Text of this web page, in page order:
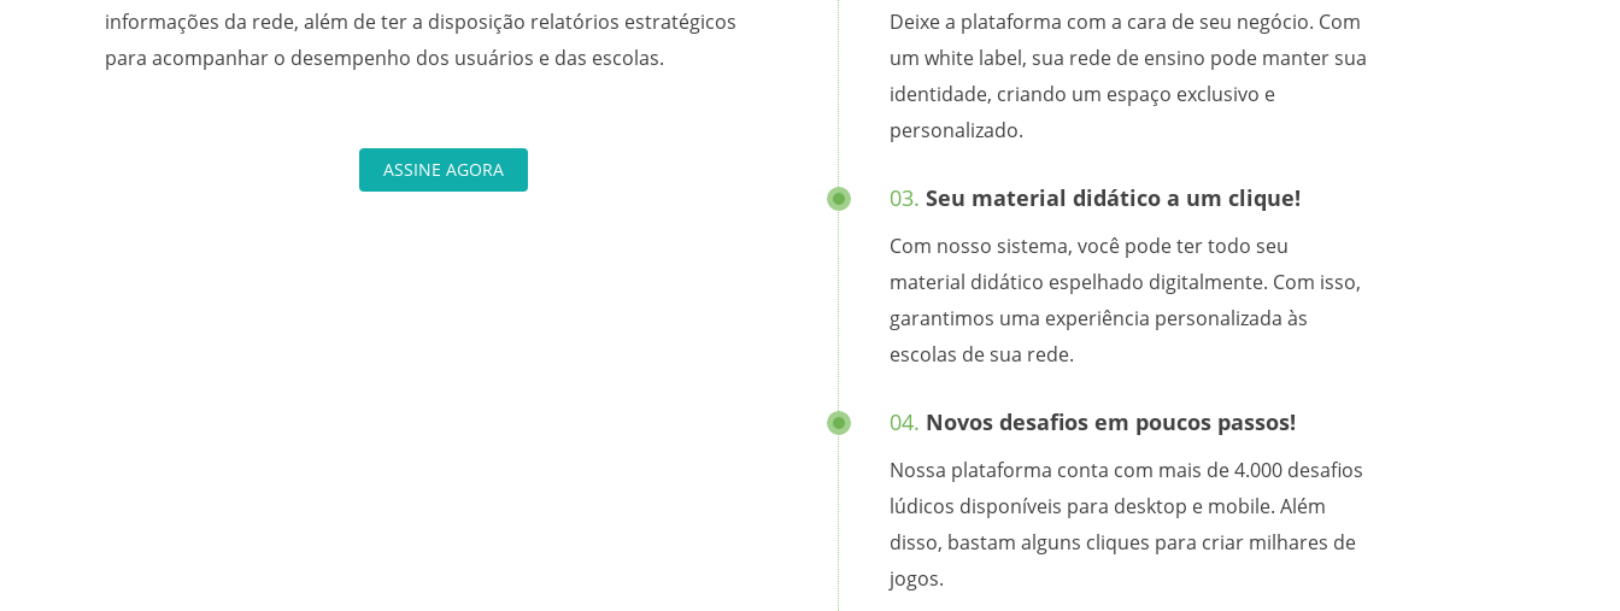
informações da rede, além de ter a disposição relatórios estratégicos
para acompanhar o desempenho dos usuários e das escolas.
ASSINE AGORA
Deixe a plataforma com a cara de seu negócio. Com
um white label, sua rede de ensino pode manter sua
identidade, criando um espaço exclusivo e
personalizado.
03. Seu material didático a um clique!
Com nosso sistema, você pode ter todo seu
material didático espelhado digitalmente. Com isso,
garantimos uma experiência personalizada às
escolas de sua rede.
04. Novos desafios em poucos passos!
Nossa plataforma conta com mais de 4.000 desafios
lúdicos disponíveis para desktop e mobile. Além
disso, bastam alguns cliques para criar milhares de
jogos.